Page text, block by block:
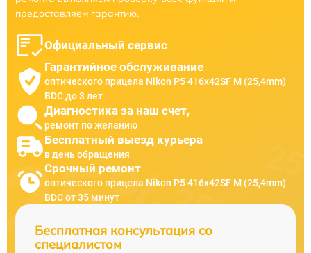
предоставляем гарантию.
Официальный сервис
Гарантийное обслуживание
оптического прицела Nikon P5 416x42SF M (25,4mm)
BDC до 3 лет
Диагностика за наш счет,
ремонт по желанию
Бесплатный выезд курьера
в день обращения
Срочный ремонт
оптического прицела Nikon P5 416x42SF M (25,4mm)
BDC от 35 минут
Бесплатная консультация со
специалистом